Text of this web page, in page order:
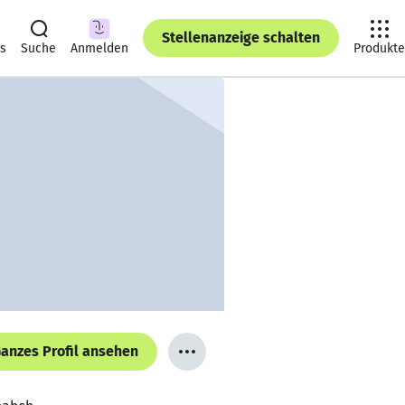
Suche Anmelden
Stellenanzeige schalten
Produkte
Profil ansehen